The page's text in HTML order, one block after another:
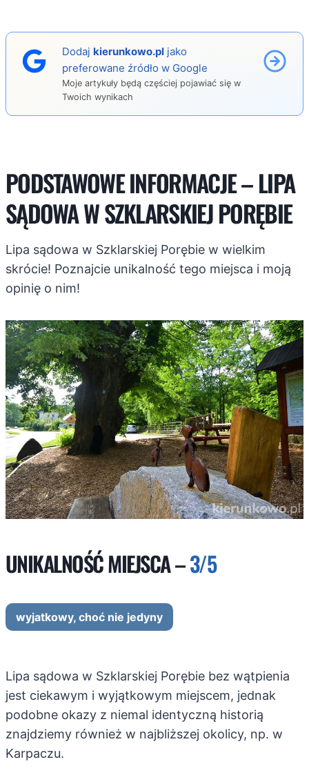
Dodajkierunkowo.pl jako
preferowane źródło w Google
Moje artykuły będą częściej pojawiać się w
Twoich wynikach
PODSTAWOWE INFORMACJE – LIPA
SĄDOWA W SZKLARSKIEJ PORĘBIE
Lipa sądowa w Szklarskiej Porębie w wielkim
skrócie! Poznajcie unikalność tego miejsca i moją
opinię o nim!
UNIKALNOŚĆ MIEJSCA –3/5
wyjatkowy, choć nie jedyny
Lipa sądowa w Szklarskiej Porębie bez wątpienia
jest ciekawym i wyjątkowym miejscem, jednak
podobne okazy z niemal identyczną historią
znajdziemy również w najbliższej okolicy, np. w
Karpaczu.